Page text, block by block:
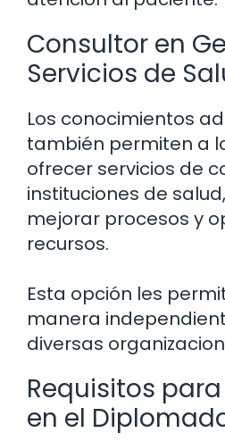
Consultor en
Servicios de
Los conocimientos
también permiten a
ofrecer servicios de
instituciones de
mejorar procesos y
recursos.
Esta opción les
manera
diversas
Requisitos
en el